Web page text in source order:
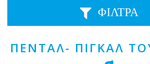
ΦΙΛΤΡΑ
ΠΕΝΤΑΛ- ΠΙΓΚΑΛ